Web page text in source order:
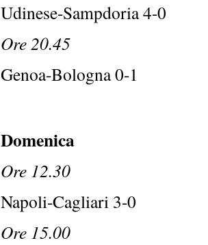
Udinese-Sampdoria 4-0
Ore 20.45
Genoa-Bologna 0-1
Domenica
Ore 12.30
Napoli-Cagliari 3-0
Ore 15.00